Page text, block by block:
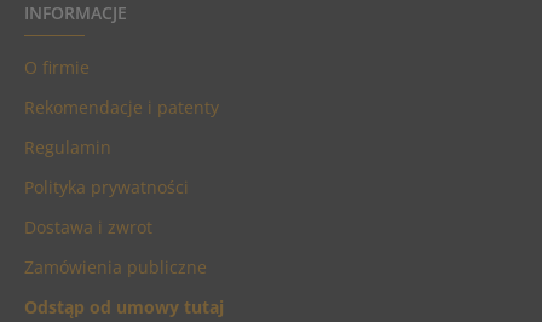
INFORMACJE
O firmie
Rekomendacje i patenty
Regulamin
Polityka prywatności
Dostawa i zwrot
Zamówienia publiczne
Odstąp od umowy tutaj